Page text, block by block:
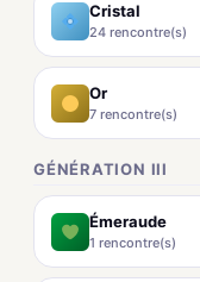
Cristal
24 rencontre(s)
Or
7 rencontre(s)
GÉNÉRATION III
Émeraude
1 rencontre(s)